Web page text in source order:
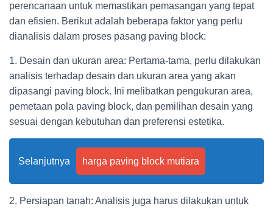
perencanaan untuk memastikan pemasangan yang tepat
dan efisien. Berikut adalah beberapa faktor yang perlu
dianalisis dalam proses pasang paving block:
1. Desain dan ukuran area: Pertama-tama, perlu dilakukan
analisis terhadap desain dan ukuran area yang akan
dipasangi paving block. Ini melibatkan pengukuran area,
pemetaan pola paving block, dan pemilihan desain yang
sesuai dengan kebutuhan dan preferensi estetika.
Selanjutnya harga paving block mutiara
2. Persiapan tanah: Analisis juga harus dilakukan untuk